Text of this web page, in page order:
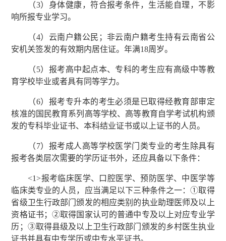
（3）身体健康，符合报考条件，生活能自理，不影
响所报专业学习。
（4）云南户籍公民；非云南户籍考生持有云南省公
安机关签发的有效期内居住证。年满18周岁。
（5）报考高中起点本、专科的考生应有高级中等教
育学校毕业或者具有同等学力。
（6）报考专升本的考生必须是已取得经教育部审定
核准的国民教育系列高等学校、高等教育自学考试机构颁
发的专科毕业证书、本科结业证书或以上证书的人员。
（7）报考成人高等学校医学门类专业的考生除具有
报考各类层次需要的学历证书外，还应具备以下条件：
<1>报考临床医学、口腔医学、预防医学、中医学等
临床类专业的人员，应当满足以下三种条件之一：①取得
省级卫生行政部门颁发的相应类别的执业助理医师及以上
资格证书；②取得国家认可的普通中专及以上对应专业学
历；③取得县级及以上卫生行政部门颁发的乡村医生执业
证书并具有中专学历或中专水平证书。